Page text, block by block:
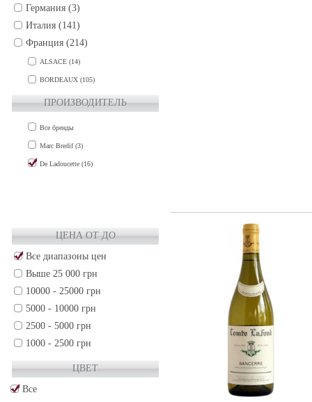
Германия (3)
Италия (141)
Франция (214)
ALSACE (14)
BORDEAUX (105)
BURGUNDY (36)
CHAMPAGNE (3)
COTES DE GASCOGNE (7)
LOIRE VALLEY (19)
VDP (2)
VIN DE FRANCE (5)
ПРОИЗВОДИТЕЛЬ
Все бренды
Marc Bredif (3)
De Ladoucette (16)
ЦЕНА ОТ ДО
Все диапазоны цен
Выше 25 000 грн
10000 - 25000 грн
5000 - 10000 грн
2500 - 5000 грн
1000 - 2500 грн
250 - 500 грн
50 - 250 грн
ЦВЕТ
Все